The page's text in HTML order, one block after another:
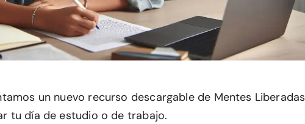
un nuevo recurso descargable de Mentes Liberadas
tu día de estudio o de trabajo.